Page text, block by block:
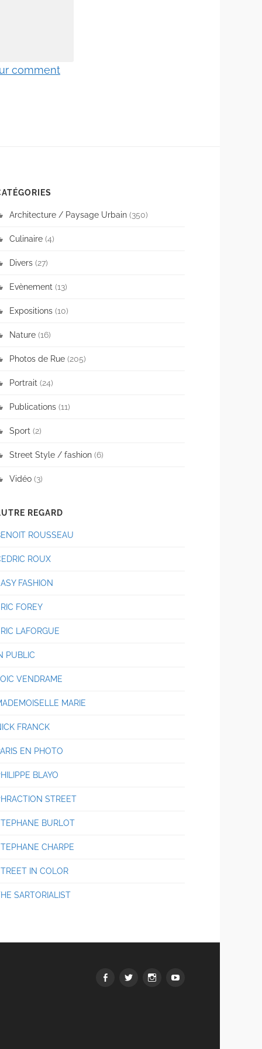
comment
Architecture / Paysage Urbain (350)
Culinaire (4)
Divers (27)
Evènement (13)
Expositions (10)
Nature (16)
Photos de Rue (205)
Portrait (24)
Publications (11)
Sport (2)
Street Style / fashion (6)
Vidéo (3)
REGARD
ROUSSEAU
ROUX
FASHION
FOREY
LAFORGUE
PUBLIC
VENDRAME
MARIE
FRANCK
EN PHOTO
BLAYO
STREET
BURLOT
CHARPE
IN COLOR
SARTORIALIST
FacebookTwitterInstagramyoutube